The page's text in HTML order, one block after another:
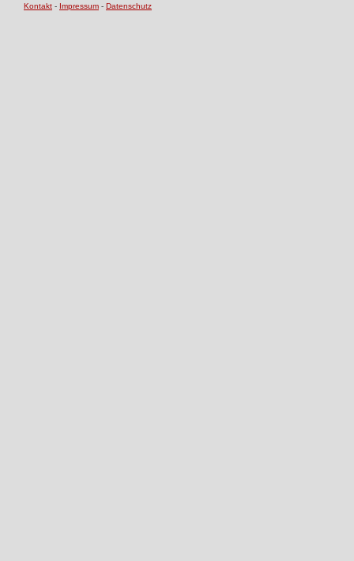
Kontakt - Impressum - Datenschutz